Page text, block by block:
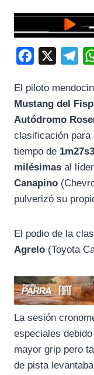
c
e
b
k
l
e
g
a
m
El piloto
Mustang del
Autódromo
clasificación para
tiempo de
milésimas al
Canapino
pulverizó su
El podio de la
Agrelo (Toyota
La sesión
especiales debido
mayor grip pero
de pista